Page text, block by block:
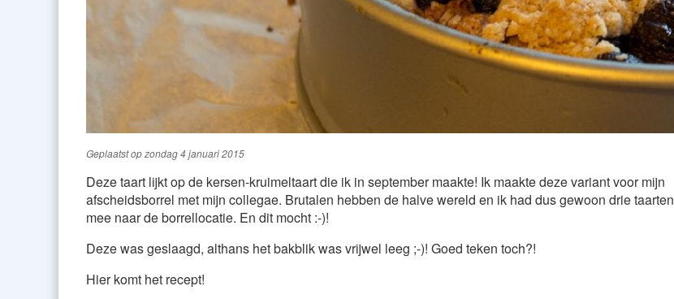
Geplaatst opzondag 4 januari 2015
Deze taart lijkt op de kersen-kruimeltaart die ik in september maakte! Ik maakte deze variant voor mijn
afscheidsborrel met mijn collegae. Brutalen hebben de halve wereld en ik had dus gewoon drie taarten
mee naar de borrellocatie. En dit mocht :-)!
Deze was geslaagd, althans het bakblik was vrijwel leeg ;-)! Goed teken toch?!
Hier komt het recept!